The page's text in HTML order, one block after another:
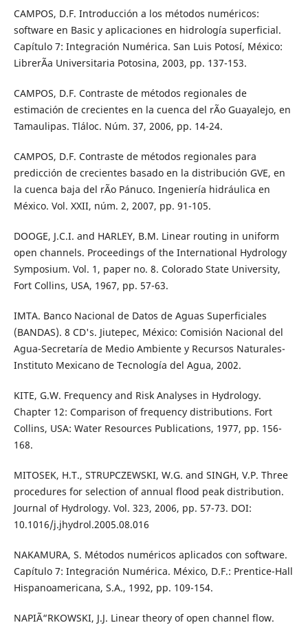
CAMPOS, D.F. Introducción a los métodos numéricos:
software en Basic y aplicaciones en hidrología superficial.
Capítulo 7: Integración Numérica. San Luis Potosí, México:
LibrerÃ­a Universitaria Potosina, 2003, pp. 137-153.
CAMPOS, D.F. Contraste de métodos regionales de
estimación de crecientes en la cuenca del rÃ­o Guayalejo, en
Tamaulipas. Tláloc. Núm. 37, 2006, pp. 14-24.
CAMPOS, D.F. Contraste de métodos regionales para
predicción de crecientes basado en la distribución GVE, en
la cuenca baja del rÃ­o Pánuco. Ingeniería hidráulica en
México. Vol. XXII, núm. 2, 2007, pp. 91-105.
DOOGE, J.C.I. and HARLEY, B.M. Linear routing in uniform
open channels. Proceedings of the International Hydrology
Symposium. Vol. 1, paper no. 8. Colorado State University,
Fort Collins, USA, 1967, pp. 57-63.
IMTA. Banco Nacional de Datos de Aguas Superficiales
(BANDAS). 8 CD's. Jiutepec, México: Comisión Nacional del
Agua-Secretaría de Medio Ambiente y Recursos Naturales-
Instituto Mexicano de Tecnología del Agua, 2002.
KITE, G.W. Frequency and Risk Analyses in Hydrology.
Chapter 12: Comparison of frequency distributions. Fort
Collins, USA: Water Resources Publications, 1977, pp. 156-
168.
MITOSEK, H.T., STRUPCZEWSKI, W.G. and SINGH, V.P. Three
procedures for selection of annual flood peak distribution.
Journal of Hydrology. Vol. 323, 2006, pp. 57-73. DOI:
10.1016/j.jhydrol.2005.08.016
NAKAMURA, S. Métodos numéricos aplicados con software.
Capítulo 7: Integración Numérica. México, D.F.: Prentice-Hall
Hispanoamericana, S.A., 1992, pp. 109-154.
NAPIÃ“RKOWSKI, J.J. Linear theory of open channel flow.